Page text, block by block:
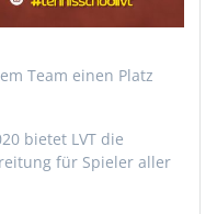
Team einen Platz
bietet LVT die
für Spieler aller